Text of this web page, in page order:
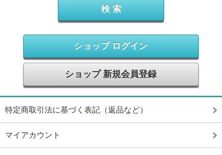
ショップ ログイン
ショップ 新規会員登録
特定商取引法に基づく表記（返品など）
マイアカウント